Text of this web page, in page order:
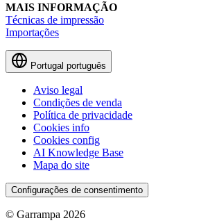
MAIS INFORMAÇÃO
Técnicas de impressão
Importações
Portugal português
Aviso legal
Condições de venda
Política de privacidade
Cookies info
Cookies config
AI Knowledge Base
Mapa do site
Configurações de consentimento
© Garrampa 2026